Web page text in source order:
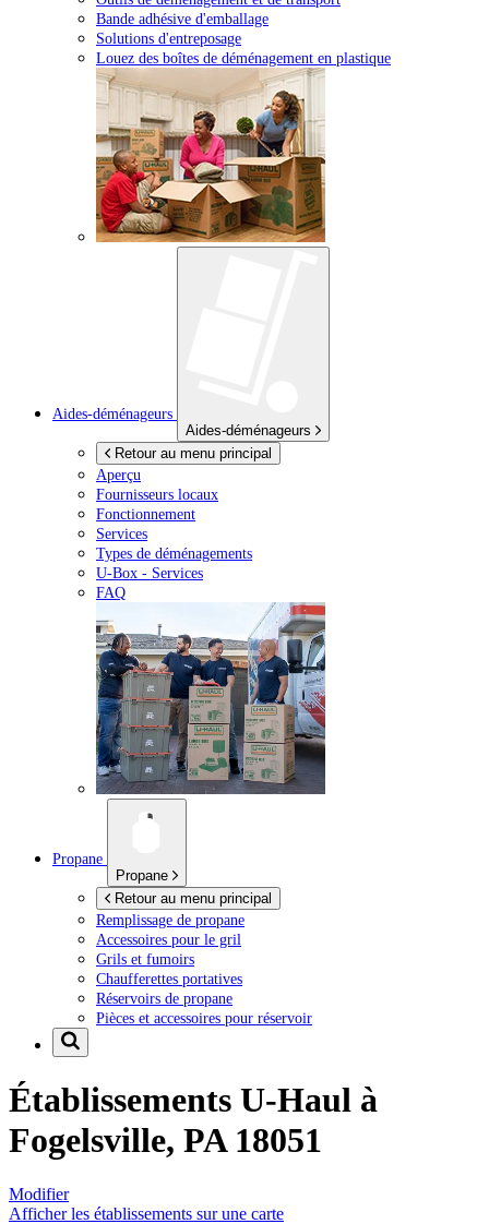
Bande adhésive d'emballage
Solutions d'entreposage
Louez des boîtes de déménagement en plastique
Aides-déménageurs
Aides-déménageurs
Retour au menu principal
Aperçu
Fournisseurs locaux
Fonctionnement
Services
Types de déménagements
U-Box - Services
FAQ
Propane
Propane
Retour au menu principal
Remplissage de propane
Accessoires pour le gril
Grils et fumoirs
Chaufferettes portatives
Réservoirs de propane
Pièces et accessoires pour réservoir
Établissements U-Haul à
Fogelsville, PA 18051
Modifier
Afficher les établissements sur une carte